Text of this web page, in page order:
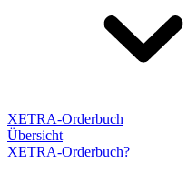
XETRA-Orderbuch
Übersicht
XETRA-Orderbuch?